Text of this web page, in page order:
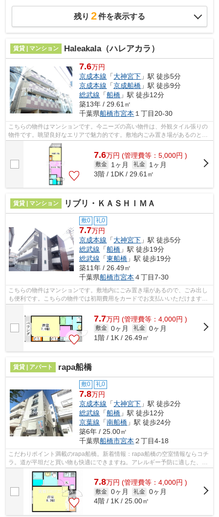
残り 2件を表示する
賃貸 | マンション Haleakala（ハレアカラ）
7.6万円
京成本線 「大神宮下 」駅 徒歩5分
京成本線 「京成船橋 」駅 徒歩9分
総武線 「船橋 」駅 徒歩12分
築13年 / 29.61㎡
千葉県船橋市宮本 １丁目20-30
こちらの物件はマンションです。今ニーズの高い物件は、外観タイル張りの
物件です。眺望良好なエリアで魅力的です。敷地内ごみ置き場があるのとな
いのでは、利便性が全く違います。エ...
7.6万円 (管理費等：5,000円 )
敷金 1ヶ月 礼金
1ヶ月
3階 / 1DK / 29.61㎡
賃貸 | マンション リブリ・ＫＡＳＨＩＭＡ
敷0 礼0
7.7万円
京成本線 「大神宮下 」駅 徒歩5分
総武線 「船橋 」駅 徒歩19分
総武線 「東船橋 」駅 徒歩19分
築11年 / 26.49㎡
千葉県船橋市宮本 ４丁目7-30
こちらの物件はマンションです。敷地内にごみ置き場があるので、ごみ出し
も便利です。こちらの物件では初期費用をカードでお支払いいただけます。
7.7万円 (管理費等：4,000円 )
敷金 0ヶ月 礼金 0ヶ月
1階 / 1K / 26.49㎡
賃貸 | アパート rapa船橋
敷0 礼0
7.8万円
京成本線 「大神宮下 」駅 徒歩2分
総武線 「船橋 」駅 徒歩12分
京葉線 「南船橋 」駅 徒歩24分
築6年 / 25.00㎡
千葉県船橋市宮本 ２丁目4-18
こだわりポイント満載のrapa船橋。新着情報：rapa船橋の空室情報ならコチ
ラ。道が平坦だと買い物も快適にできますね。アレルギー予防に適した、通
気性の良い安心の物件です。健康な体...
7.8万円 (管理費等：4,000円 )
敷金 0ヶ月 礼金 0ヶ月
4階 / 1K / 25.00㎡